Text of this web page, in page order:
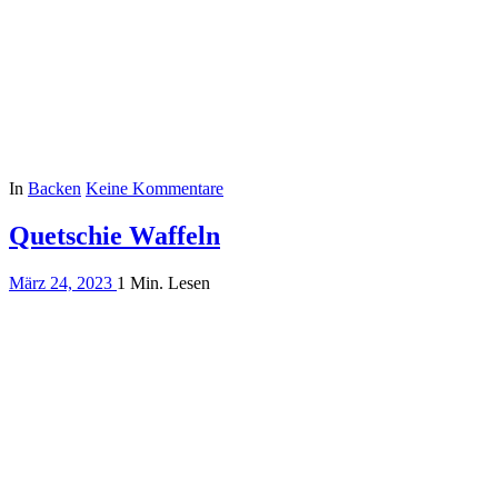
In Backen Keine Kommentare
Quetschie Waffeln
März 24, 2023 1 Min. Lesen